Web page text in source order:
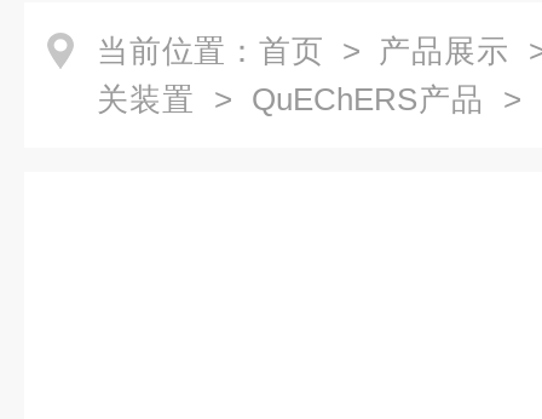
当前位置： 首页 > 产品展示
关装置 > QuEChERS产品 >